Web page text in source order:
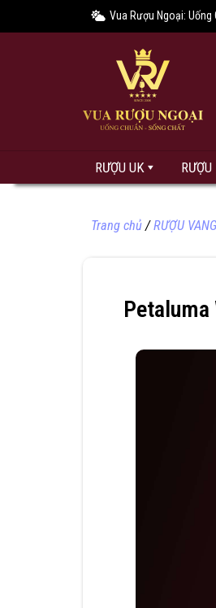
Vua Rượu Ngoại: Uống
RƯỢU UK
Trang chủ/RƯỢU VANG
Petaluma